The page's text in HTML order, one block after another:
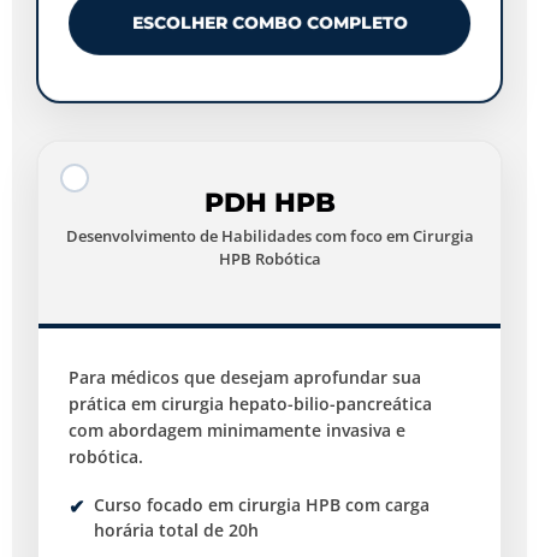
ESCOLHER COMBO COMPLETO
PDH HPB
Desenvolvimento de Habilidades com foco em Cirurgia
HPB Robótica
Para médicos que desejam aprofundar sua
prática em cirurgia hepato-bilio-pancreática
com abordagem minimamente invasiva e
robótica.
Curso focado em cirurgia HPB com carga
horária total de 20h